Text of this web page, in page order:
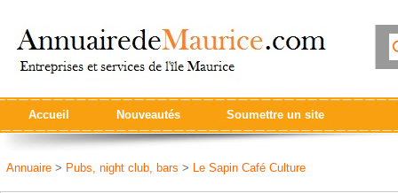
Accueil Nouveautés Soumettre un site
Annuaire > Pubs, night club, bars > Le Sapin Café Culture